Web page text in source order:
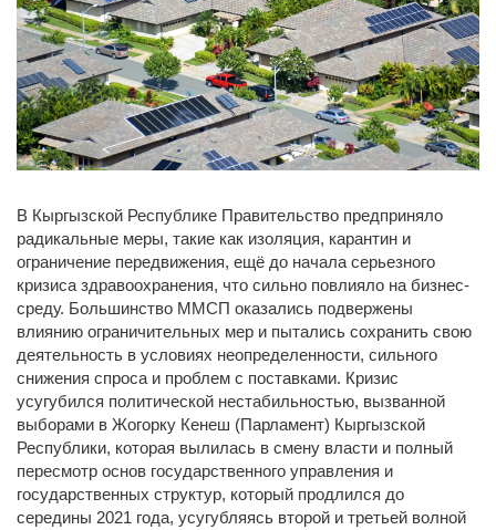
В Кыргызской Республике Правительство предприняло
радикальные меры, такие как изоляция, карантин и
ограничение передвижения, ещё до начала серьезного
кризиса здравоохранения, что сильно повлияло на бизнес-
среду. Большинство ММСП оказались подвержены
влиянию ограничительных мер и пытались сохранить свою
деятельность в условиях неопределенности, сильного
снижения спроса и проблем с поставками. Кризис
усугубился политической нестабильностью, вызванной
выборами в Жогорку Кенеш (Парламент) Кыргызской
Республики, которая вылилась в смену власти и полный
пересмотр основ государственного управления и
государственных структур, который продлился до
середины 2021 года, усугубляясь второй и третьей волной